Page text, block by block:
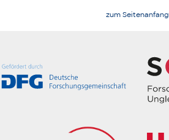
zum Seitenanfang